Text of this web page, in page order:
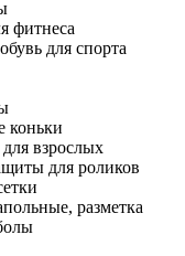
фитнеса
для спорта
коньки
взрослых
для роликов
разметка